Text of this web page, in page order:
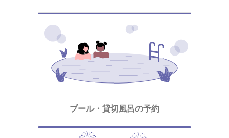
プール・貸切風呂の予約